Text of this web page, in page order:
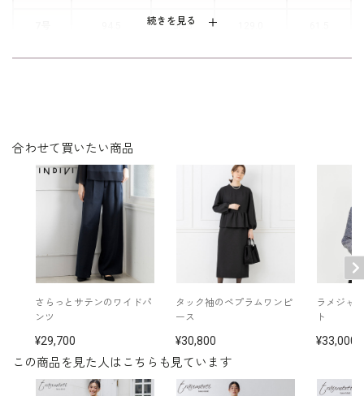
クセント
実用的な前開き仕様。
■便利な両脇ポケット
ふとしたときにさっと小物を入れるこ
とができる便利なポケットを両脇に配
置しています。
続きを見る
30.5
9号 97.5 40.0 129.5 62.5
15号 110.5 132.0
表地：ポリエステル100％
別布：ポリエステル100％
レース:ナイロン100％
その他
ポケット付き
フロントオープンタイプ
5551435-10
バッグ /5520115-00
バッグ /5820394-10
※モデル：身長168cm 9号着用
この商品を見た人はこちらも見ています
合わせて買いたい商品
さらっとサテンのワイドパ
ンツ
29,700
タック袖のペプラムワンピ
ース
30,800
ラメジャ
ト
33,000